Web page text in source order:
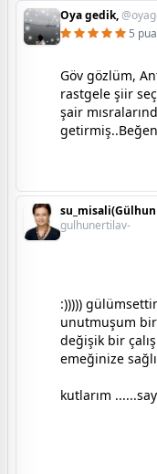
Oya gedik,
5
Göv gözlüm,
rastgele şiir
şair
gulhunertilav-
:)))))
unutmuşum
değişik bir
emeğinize
kutlarım